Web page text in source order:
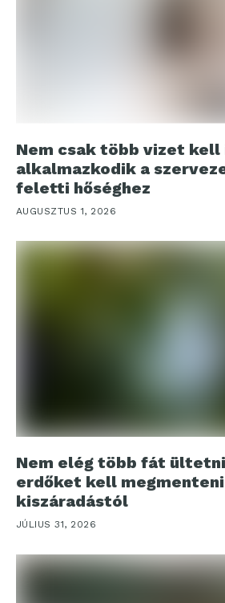
Nem csak több vizet kell
alkalmazkodik a
feletti hőséghez
AUGUSZTUS 1, 2026
Nem elég több fát
erdőket kell
kiszáradástól
JÚLIUS 31, 2026